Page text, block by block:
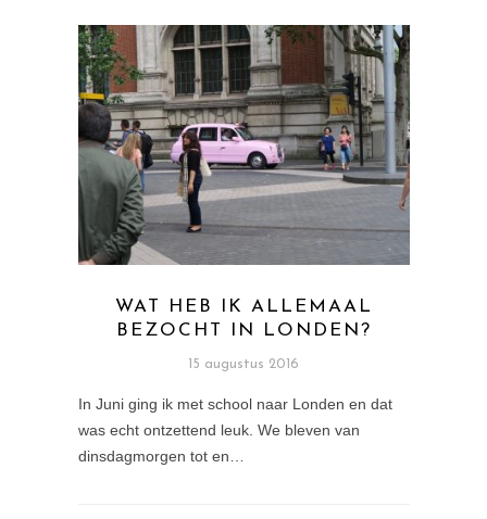
WAT HEB IK ALLEMAAL
BEZOCHT IN LONDEN?
15 augustus 2016
In Juni ging ik met school naar Londen en dat
was echt ontzettend leuk. We bleven van
dinsdagmorgen tot en…